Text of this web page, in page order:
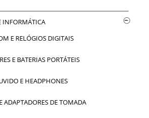
INFORMÁTICA
E RELÓGIOS DIGITAIS
E BATERIAS PORTÁTEIS
E HEADPHONES
ADAPTADORES DE TOMADA